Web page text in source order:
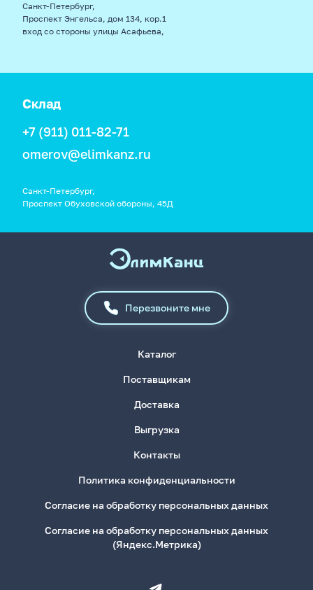
Санкт-Петербург,
Проспект Энгельса, дом 134, кор.1
вход со стороны улицы Асафьева,
Склад
+7 (911) 011-82-71
omerov@elimkanz.ru
Санкт-Петербург,
Проспект Обуховской обороны, 45Д
Перезвоните мне
Каталог
Поставщикам
Доставка
Выгрузка
Контакты
Политика конфиденциальности
Согласие на обработку персональных данных
Согласие на обработку персональных данных
(Яндекс.Метрика)